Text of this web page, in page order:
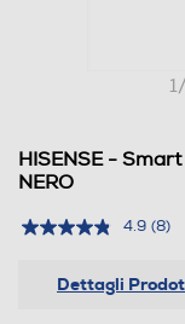
1/
HISENSE -
NERO
4.9 (8)
Dettagli